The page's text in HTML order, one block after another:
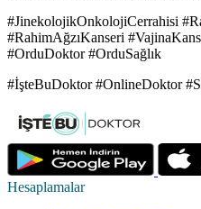
#JinekolojikOnkolojiCerrahisi
#RahimAğzıKanseri
#OrduDoktor #OrduSağlık
#İşteBuDoktor #OnlineDoktor
Hesaplamalar